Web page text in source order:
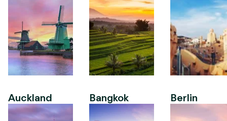
Auckland Bangkok Berlin